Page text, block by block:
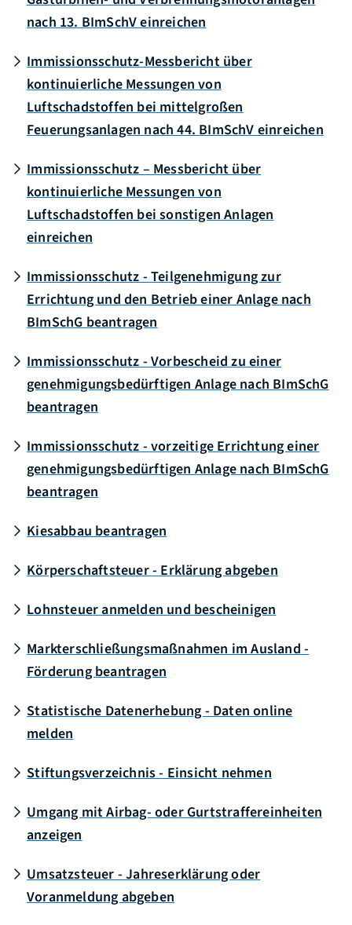
nach 13. BImSchV einreichen
Immissionsschutz-Messbericht über
kontinuierliche Messungen von
Luftschadstoffen bei mittelgroßen
Feuerungsanlagen nach 44. BImSchV einreichen
Immissionsschutz – Messbericht über
kontinuierliche Messungen von
Luftschadstoffen bei sonstigen Anlagen
einreichen
Immissionsschutz - Teilgenehmigung zur
Errichtung und den Betrieb einer Anlage nach
BImSchG beantragen
Immissionsschutz - Vorbescheid zu einer
genehmigungsbedürftigen Anlage nach BImSchG
beantragen
Immissionsschutz - vorzeitige Errichtung einer
genehmigungsbedürftigen Anlage nach BImSchG
beantragen
Kiesabbau beantragen
Körperschaftsteuer - Erklärung abgeben
Lohnsteuer anmelden und bescheinigen
Markterschließungsmaßnahmen im Ausland -
Förderung beantragen
Statistische Datenerhebung - Daten online
melden
Stiftungsverzeichnis - Einsicht nehmen
Umgang mit Airbag- oder Gurtstraffereinheiten
anzeigen
Umsatzsteuer - Jahreserklärung oder
Voranmeldung abgeben